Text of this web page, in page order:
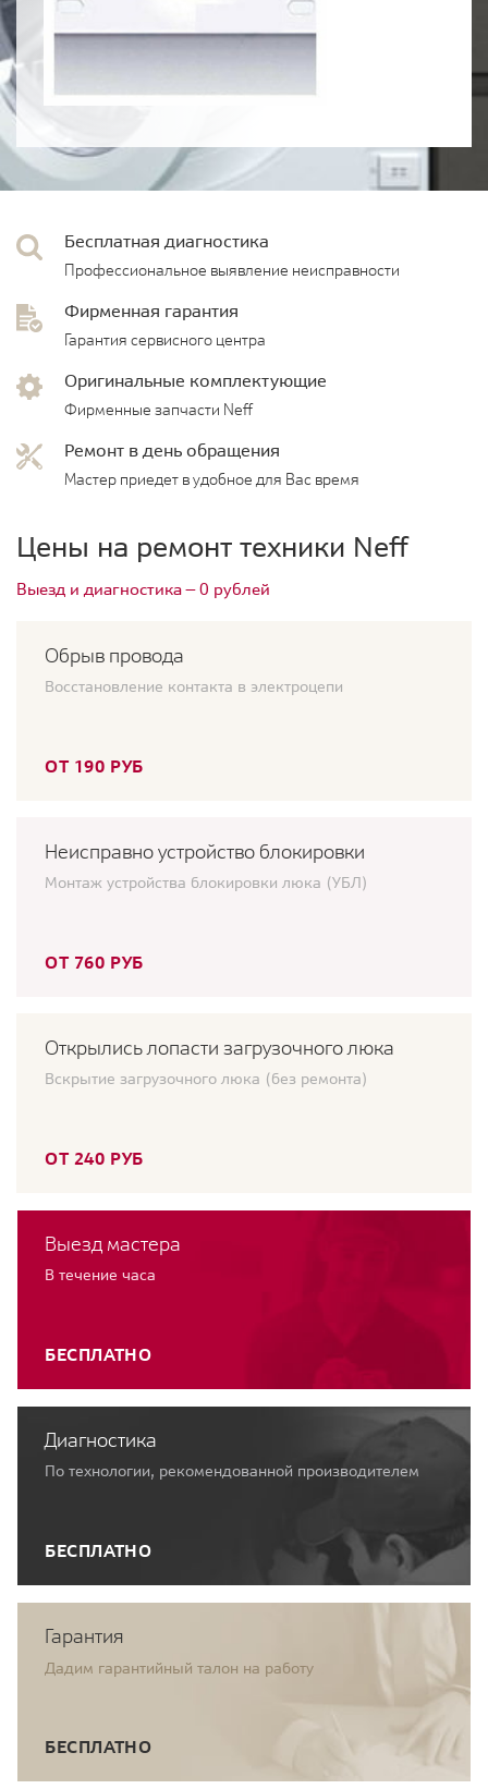
Бесплатная диагностика
Профессиональное выявление неисправности
Фирменная гарантия
Гарантия сервисного центра
Оригинальные комплектующие
Фирменные запчасти Neff
Ремонт в день обращения
Мастер приедет в удобное для Вас время
Цены на ремонт техники Neff
Выезд и диагностика — 0 рублей
Обрыв провода
Восстановление контакта в электроцепи
ОТ 190 РУБ
Неисправно устройство блокировки
Монтаж устройства блокировки люка (УБЛ)
ОТ 760 РУБ
Открылись лопасти загрузочного люка
Вскрытие загрузочного люка (без ремонта)
ОТ 240 РУБ
Выезд мастера
В течение часа
БЕСПЛАТНО
Диагностика
По технологии, рекомендованной производителем
БЕСПЛАТНО
Гарантия
Дадим гарантийный талон на работу
БЕСПЛАТНО